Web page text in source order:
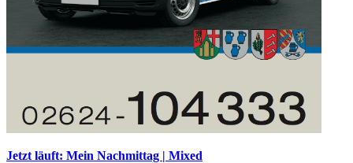
Jetzt läuft: Mein Nachmittag | Mixed